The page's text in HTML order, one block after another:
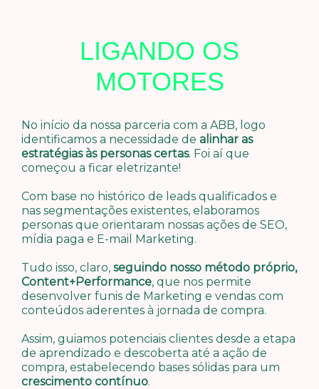
LIGANDO OS
MOTORES
No início da nossa parceria com a ABB, logo
identificamos a necessidade de alinhar as
estratégias às personas certas. Foi aí que
começou a ficar eletrizante!
Com base no histórico de leads qualificados e
nas segmentações existentes, elaboramos
personas que orientaram nossas ações de SEO,
mídia paga e E-mail Marketing.
Tudo isso, claro, seguindo nosso método próprio,
Content+Performance, que nos permite
desenvolver funis de Marketing e vendas com
conteúdos aderentes à jornada de compra.
Assim, guiamos potenciais clientes desde a etapa
de aprendizado e descoberta até a ação de
compra, estabelecendo bases sólidas para um
crescimento contínuo.